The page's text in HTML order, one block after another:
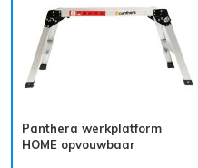
Panthera werkplatform
HOME opvouwbaar